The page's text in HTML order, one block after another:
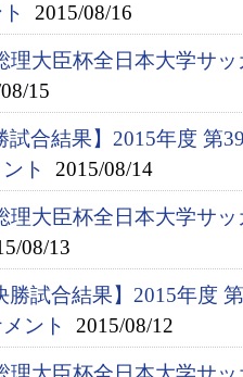
2015/08/16
理大臣杯全日本大学サ
15
試合結果】2015年度 第
ト
2015/08/14
理大臣杯全日本大学サ
08/13
勝試合結果】2015年度
ント
2015/08/12